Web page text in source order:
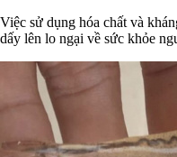
Việc sử dụng hóa chất và
dấy lên lo ngại về sức khỏe